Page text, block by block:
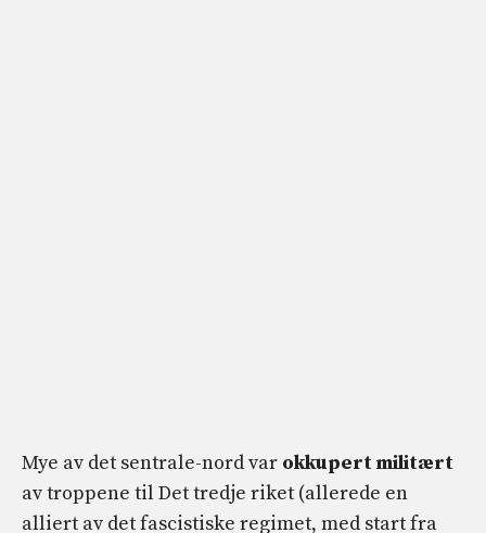
Mye av det sentrale-nord var okkupert militært
av troppene til Det tredje riket (allerede en
alliert av det fascistiske regimet, med start fra